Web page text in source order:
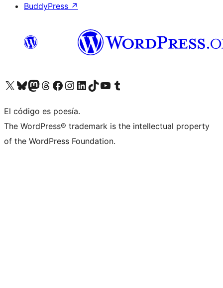
BuddyPress ↗
Visita nuestra cuenta de X (anteriormente Twitter)
Visita nuestra cuenta de Bluesky
Visita nuestra cuenta de Mastodon
Visita nuestra cuenta de Threads
Visita nuestra página de Facebook
Visita nuestra cuenta de Instagram
Visita nuestra cuenta de LinkedIn
Visita nuestra cuenta de TikTok
Visita nuestro canal de YouTube
Visita nuestra cuenta de Tumblr
El código es poesía.
The WordPress® trademark is the intellectual property
of the WordPress Foundation.